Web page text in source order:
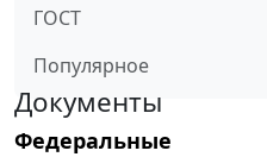
ГОСТ
Популярное
Документы
Федеральные